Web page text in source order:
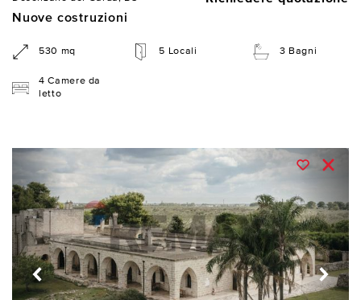
Nuove costruzioni
530 mq 5 Locali 3 Bagni
4 Camere da
letto